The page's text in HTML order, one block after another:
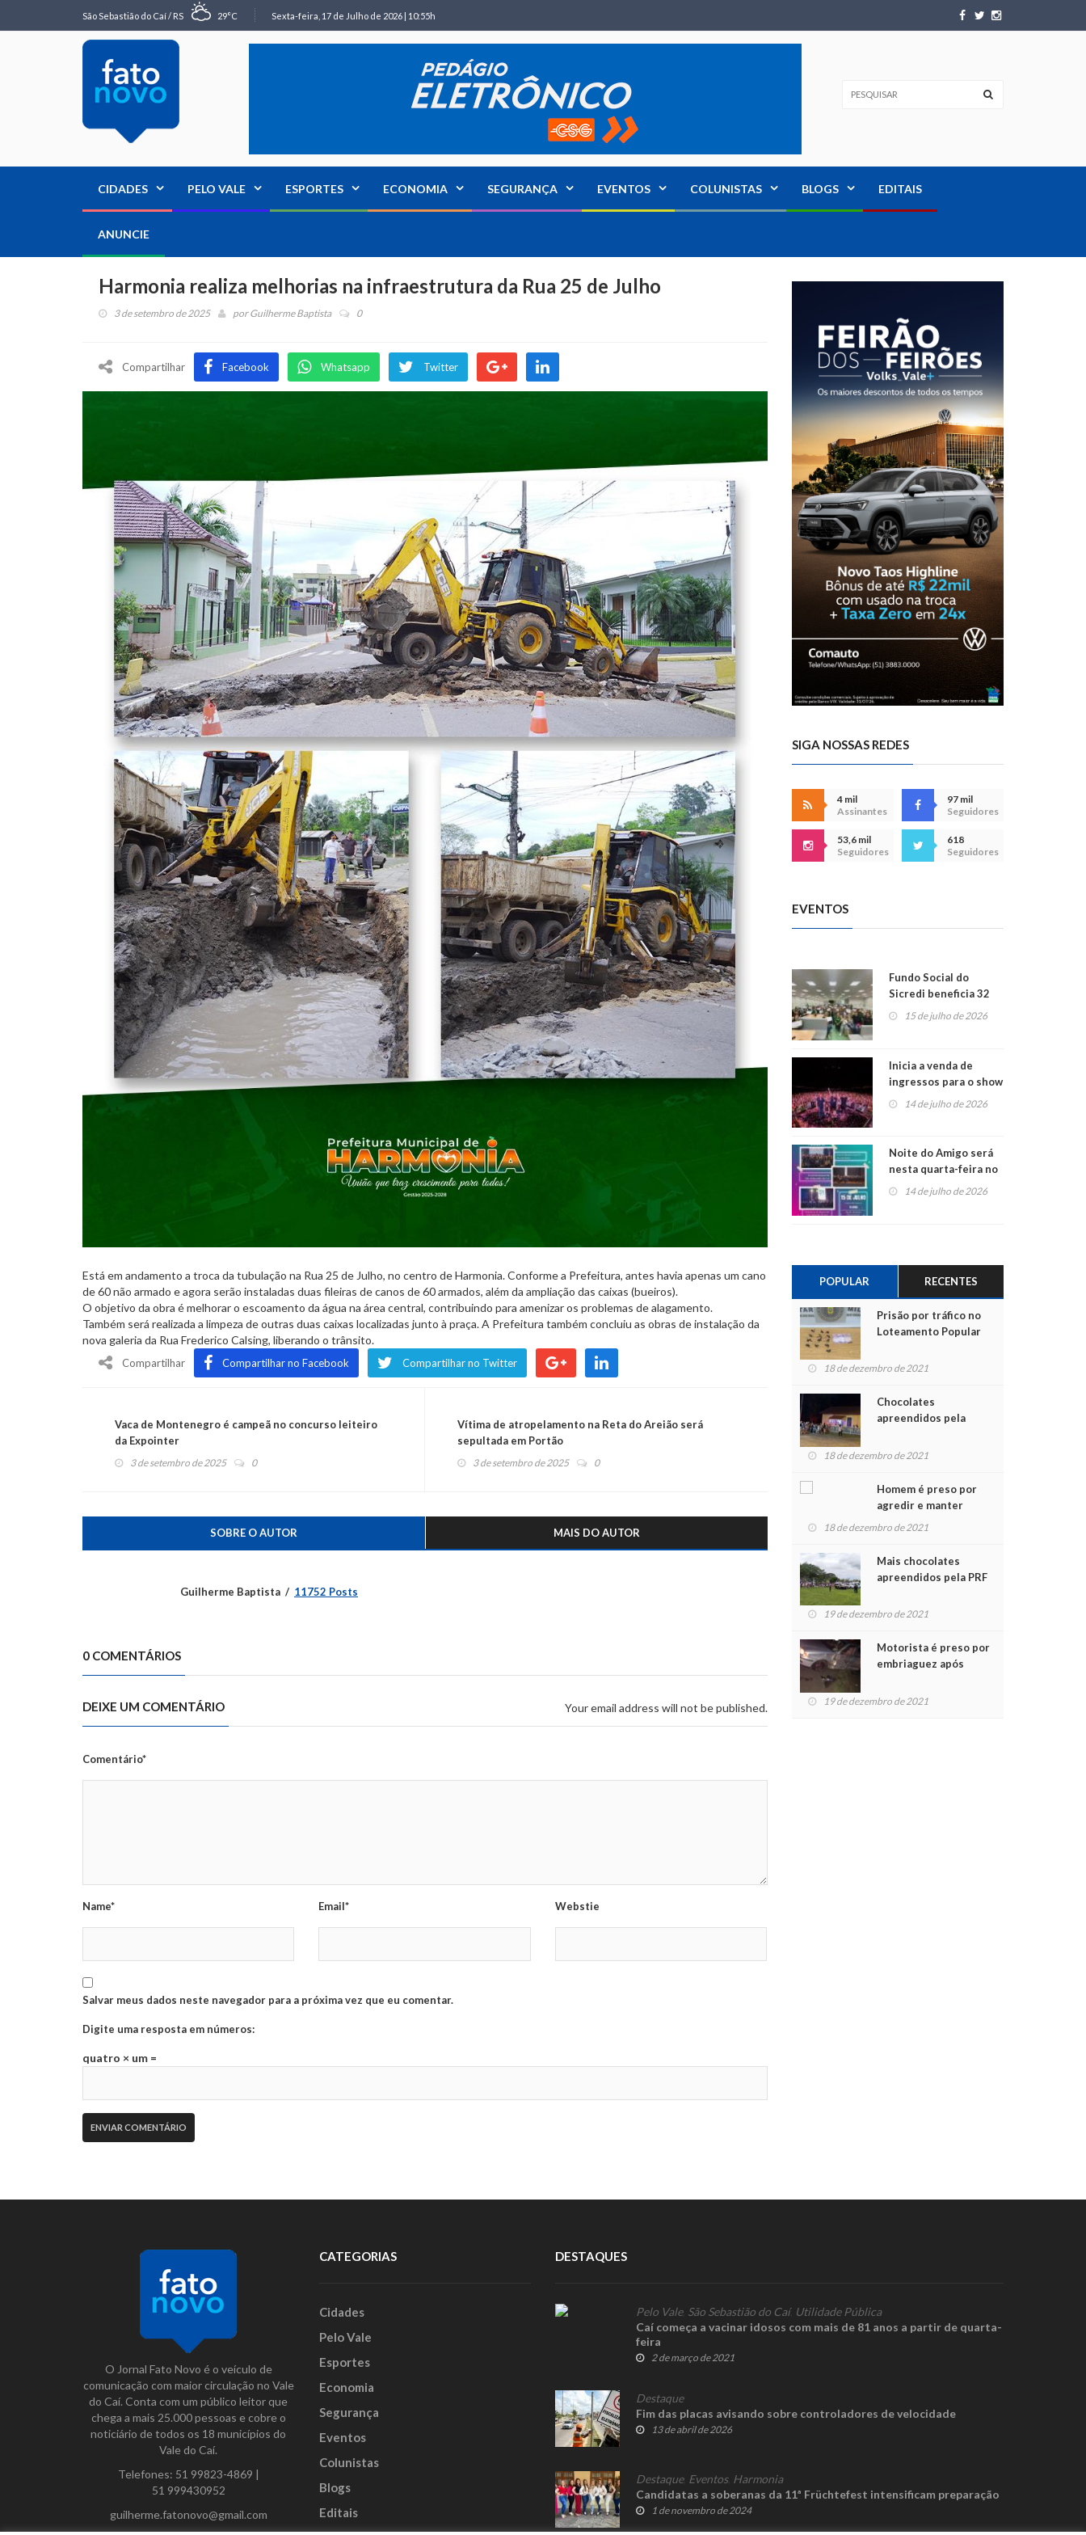
São Sebastião do Caí / RS 29°C Sexta-feira, 17 de Julho de 2026 | 10:55h
CIDADES PELO VALE ESPORTES ECONOMIA SEGURANÇA EVENTOS COLUNISTAS BLOGS EDITAIS
ANUNCIE
Harmonia realiza melhorias na infraestrutura da Rua 25 de Julho
3 de setembro de 2025 porGuilherme Baptista 0
Compartilhar Facebook Whatsapp Twitter
Está em andamento a troca da tubulação na Rua 25 de Julho, no centro de Harmonia. Conforme a Prefeitura, antes havia apenas um cano
de 60 não armado e agora serão instaladas duas fileiras de canos de 60 armados, além da ampliação das caixas (bueiros).
O objetivo da obra é melhorar o escoamento da água na área central, contribuindo para amenizar os problemas de alagamento.
Também será realizada a limpeza de outras duas caixas localizadas junto à praça. A Prefeitura também concluiu as obras de instalação da
nova galeria da Rua Frederico Calsing, liberando o trânsito.
Compartilhar Compartilhar no Facebook Compartilhar no Twitter
Vaca de Montenegro é campeã no concurso leiteiro
da Expointer
3 de setembro de 2025 0
Vítima de atropelamento na Reta do Areião será
sepultada em Portão
3 de setembro de 2025 0
SOBRE O AUTOR MAIS DO AUTOR
Guilherme Baptista 11752 Posts
0 COMENTÁRIOS
DEIXE UM COMENTÁRIO Your email address will not be published.
Comentário*
Name* Email* Webstie
Salvar meus dados neste navegador para a próxima vez que eu comentar.
Digite uma resposta em números:
quatro × um =
SIGA NOSSAS REDES
4 mil
Assinantes
97 mil
Seguidores
53,6 mil
Seguidores
618
Seguidores
EVENTOS
Fundo Social do
Sicredi beneficia 32
projetos em
15 de julho de 2026
Inicia a venda de
ingressos para o show
do Jota Quest nos 45
anos da Sicredi Ouro
14 de julho de 2026
Noite do Amigo será
nesta quarta-feira no
Centro de Cultura de
14 de julho de 2026
POPULAR RECENTES
Prisão por tráfico no
Loteamento Popular
18 de dezembro de 2021
Chocolates
apreendidos pela
para crianças na
18 de dezembro de 2021
Homem é preso por
agredir e manter
mulher em cárcere
18 de dezembro de 2021
Mais chocolates
apreendidos pela PRF
crianças no Natal
19 de dezembro de 2021
Motorista é preso por
embriaguez após
feridos
19 de dezembro de 2021
O Jornal Fato Novo é o veículo de
comunicação com maior circulação no Vale
do Caí. Conta com um público leitor que
chega a mais 25.000 pessoas e cobre o
noticiário de todos os 18 municípios do
Vale do Caí.
Telefones: 51 99823-4869 |
51 999430952
guilherme.fatonovo@gmail.com
CATEGORIAS
Cidades
Pelo Vale
Esportes
Economia
Segurança
Eventos
Colunistas
Blogs
Editais
DESTAQUES
Pelo Vale, São Sebastião do Caí, Utilidade Pública
Caí começa a vacinar idosos com mais de 81 anos a partir de quarta-
feira
2 de março de 2021
Destaque
Fim das placas avisando sobre controladores de velocidade
13 de abril de 2026
Destaque, Eventos, Harmonia
Candidatas a soberanas da 11ª Früchtefest intensificam preparação
1 de novembro de 2024